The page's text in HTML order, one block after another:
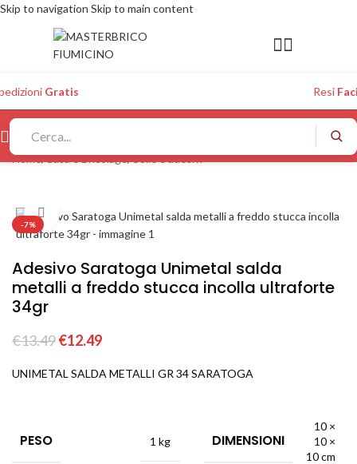
Skip to navigation Skip to main content
Gratis Resi
Home/Casa e Bricolage/Colle e adesivi
-7%
Click to enlarge
Adesivo Saratoga Unimetal salda
metalli a freddo stucca incolla ultraforte
34gr
€13.49€12.49
UNIMETAL SALDA METALLI GR 34 SARATOGA
PESO 1 kg DIMENSIONI
10 ×
10 ×
10 cm